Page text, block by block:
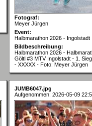
Fotograf:
Meyer Jürgen
Event:
Halbmarathon 2026 - Ingolstadt
Bildbeschreibung:
Halbmarathon 2026 -
Göltl #3 MTV Ingolstadt - 1.
- XXXXX - Foto: Meyer Jürgen
JUMB6047.jpg
Aufgenommen: 2026-05-09